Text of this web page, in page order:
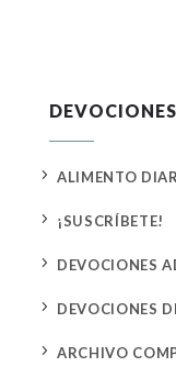
DEVOCIONES
5 ALIMENTO
5 ¡SUSCRÍBETE!
5 DEVOCIONES
5 DEVOCIONES
5 ARCHIVO